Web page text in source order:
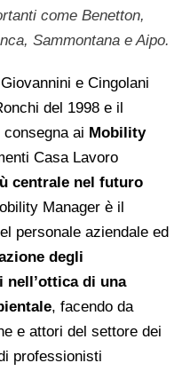
come Benetton,
Sammontana e Aipo.
e Cingolani
del 1998 e il
ai Mobility
Casa Lavoro
centrale nel futuro
Manager è il
personale aziendale ed
degli
nell’ottica di una
, facendo da
e attori del settore dei
professionisti